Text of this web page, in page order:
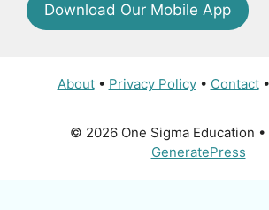
Download Our Mobile App
About• Privacy Policy• Contact•
© 2026 One Sigma Education
GeneratePress